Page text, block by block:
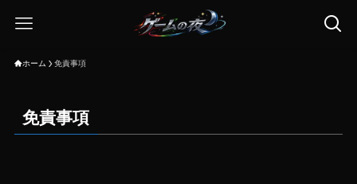
ホーム 免責事項
免責事項